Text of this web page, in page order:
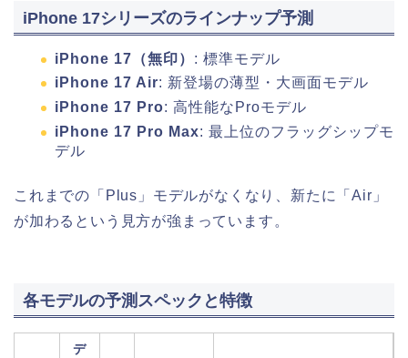
iPhone 17シリーズのラインナップ予測
iPhone 17（無印） : 標準モデル
iPhone 17 Air: 新登場の薄型・大画面モデル
iPhone 17 Pro: 高性能なProモデル
iPhone 17 Pro Max: 最上位のフラッグシップモ
デル
これまでの「Plus」モデルがなくなり、新たに「Air」
が加わるという見方が強まっています。
各モデルの予測スペックと特徴
デ